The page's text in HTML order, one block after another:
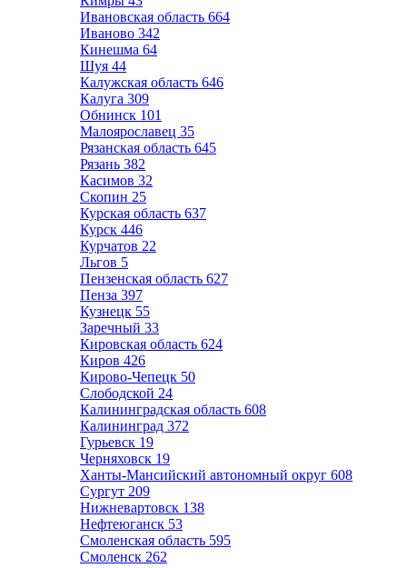
Ивановская область 664
Иваново 342
Кинешма 64
Шуя 44
Калужская область 646
Калуга 309
Обнинск 101
Малоярославец 35
Рязанская область 645
Рязань 382
Касимов 32
Скопин 25
Курская область 637
Курск 446
Курчатов 22
Льгов 5
Пензенская область 627
Пенза 397
Кузнецк 55
Заречный 33
Кировская область 624
Киров 426
Кирово-Чепецк 50
Слободской 24
Калининградская область 608
Калининград 372
Гурьевск 19
Черняховск 19
Ханты-Мансийский автономный округ 608
Сургут 209
Нижневартовск 138
Нефтеюганск 53
Смоленская область 595
Смоленск 262